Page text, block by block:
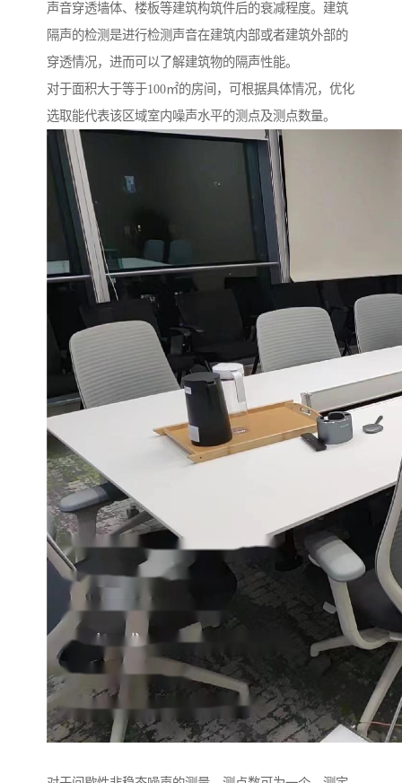
声音穿透墙体、楼板等建筑构筑件后的衰减程度。建筑
隔声的检测是进行检测声音在建筑内部或者建筑外部的
穿透情况，进而可以了解建筑物的隔声性能。
对于面积大于等于100㎡的房间，可根据具体情况，优化
选取能代表该区域室内噪声水平的测点及测点数量。